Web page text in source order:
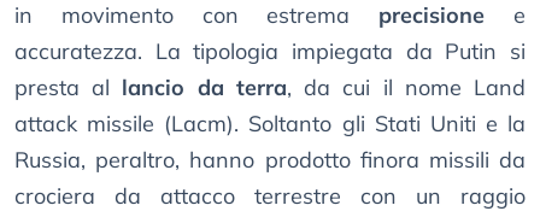
in movimento con estrema precisione e
accuratezza. La tipologia impiegata da Putin si
presta al lancio da terra, da cui il nome Land
attack missile (Lacm). Soltanto gli Stati Uniti e la
Russia, peraltro, hanno prodotto finora missili da
crociera da attacco terrestre con un raggio